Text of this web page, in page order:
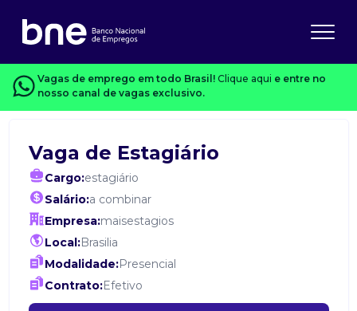
Vagas de emprego em todo Brasil! Clique aqui e entre no
nosso canal de vagas exclusivo.
Vaga de Estagiário
Cargo:estagiário
Salário:a combinar
Empresa:maisestagios
Local:Brasilia
Modalidade:Presencial
Contrato:Efetivo